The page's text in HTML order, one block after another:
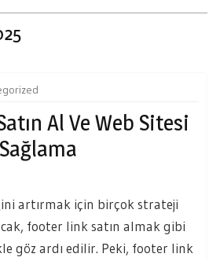
Al Ve Web Sitesi
artırmak için birçok strateji
footer link satın almak gibi
göz ardı edilir. Peki, footer link